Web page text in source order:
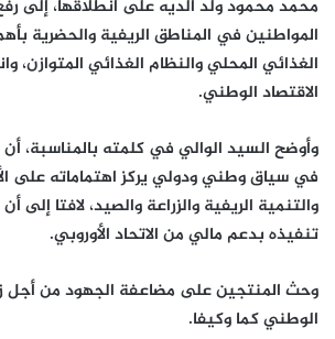
محمد محمود ولد الديه على انطلاقها، إلى
المواطنين في المناطق الريفية والحضرية
الغذائي المحلي والنظام الغذائي
الاقتصاد الوطني.
وأوضح السيد الوالي في كلمته بالمناسبة، أن
في سياق وطني ودولي يركز اهتماماته على
والتنمية الريفية والزراعة والصيد، لافتا إلى
تنفيذه بدعم مالي من الاتحاد الأوروبي.
وحث المنتجين على مضاعفة الجهود من أجل
الوطني كما وكيفا.